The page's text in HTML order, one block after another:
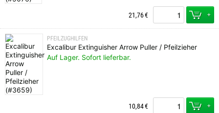
21,76€ +
PFEILZUGHILFEN
Excalibur Extinguisher Arrow Puller / Pfeilzieher
Auf Lager. Sofort lieferbar.
10,84€ +